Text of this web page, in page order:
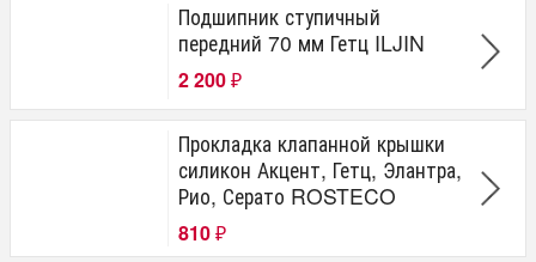
Подшипник ступичный
передний 70 мм Гетц ILJIN
2 200 ₽
Прокладка клапанной крышки
силикон Акцент, Гетц, Элантра,
Рио, Серато ROSTECO
810 ₽